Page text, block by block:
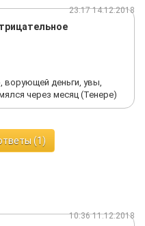
23:17 14.12.2018
ворующей деньги, увы,
через месяц (Тенере)
(1)
10:36 11.12.2018